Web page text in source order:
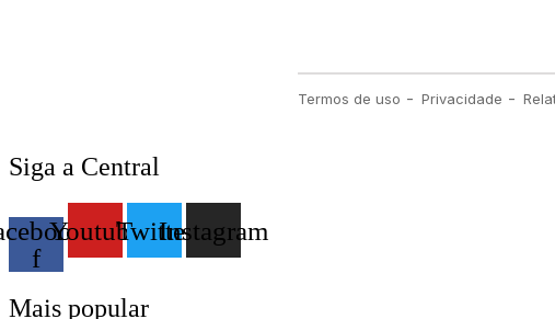
Siga a Central
f
YoutubeTwitterInstagram
Mais popular